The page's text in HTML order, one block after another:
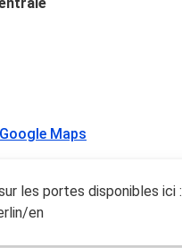
Maps
les portes disponibles ici :
en